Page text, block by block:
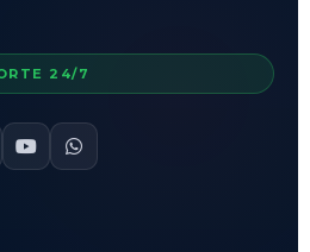
24/7